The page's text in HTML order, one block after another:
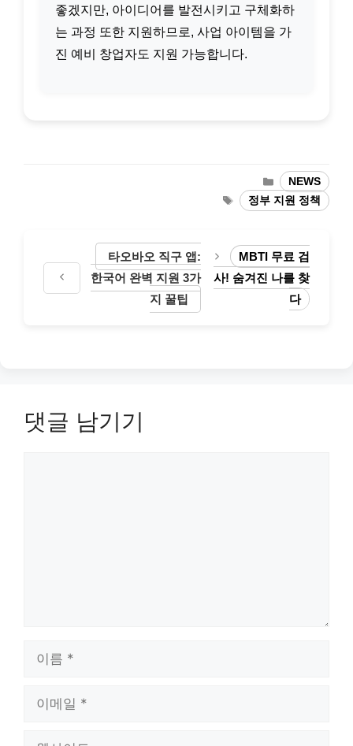
좋겠지만, 아이디어를 발전시키고 구체화하
는 과정 또한 지원하므로, 사업 아이템을 가
진 예비 창업자도 지원 가능합니다.
카
테
고
NEWS
태
그
정부 지원 정책
타오바오 직구 앱:
한국어 완벽 지원 3가
지 꿀팁
MBTI 무료 검
사! 숨겨진 나를 찾
다
댓글 남기기